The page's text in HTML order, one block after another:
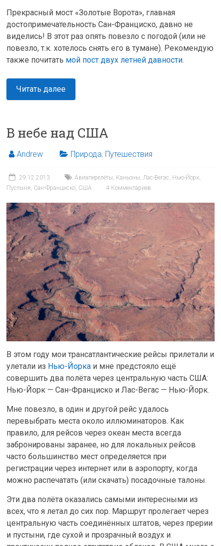
Прекрасный мост «Золотые Ворота», главная
достопримечательность Сан-Франциско, давно не
виделись! В этот раз опять повезло с погодой (или не
повезло, т.к. хотелось снять его в тумане). Рекомендую
также почитать мой пост двух летней давности.
Читать далее
В небе над США
Andrew Природа, Путешествия
29.12.2013 Авиаперелёты, Каньоны,Лас-Вегас, Нью-Йорк,
Пустыня, Сан-Франциско, США 4 Комментариев
В этом году мои трансатлантические рейсы прилетали и
улетали из Нью-Йорка и мне предстояло ещё
совершить два полёта через центральную часть США:
Нью-Йорк — Сан-Франциско и Лас-Вегас — Нью-Йорк.
Мне повезло, в один и другой рейс удалось
перевыбрать места около иллюминаторов. Как
правило, для рейсов через океан места всегда
забронированы заранее, но для локальных рейсов
часто большинство мест определяется при
регистрации через интернет или в аэропорту, когда
можно распечатать (или скачать) посадочные талоны.
Эти два полёта оказались самыми интересными из
всех, что я летал до сих пор. Маршрут пролегает через
центральную часть соединённых штатов, через прерии
и пустыни, где сухой и прозрачный воздух и